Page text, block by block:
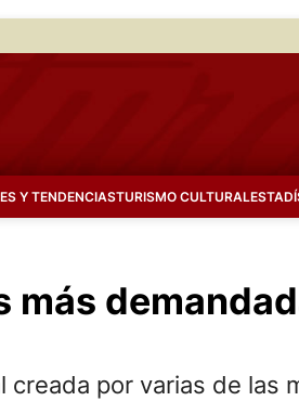
Y TENDENCIASTURISMO CULTURAL
por varias de las